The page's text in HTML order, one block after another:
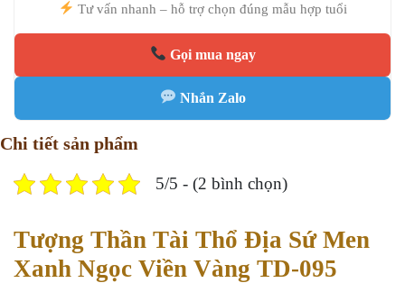
Tư vấn nhanh – hỗ trợ chọn đúng mẫu hợp tuổi
Gọi mua ngay
Nhắn Zalo
Chi tiết sản phẩm
5/5 - (2 bình chọn)
Tượng Thần Tài Thổ Địa Sứ Men
Xanh Ngọc Viền Vàng TD-095